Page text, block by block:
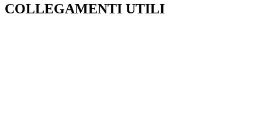
COLLEGAMENTI UTILI